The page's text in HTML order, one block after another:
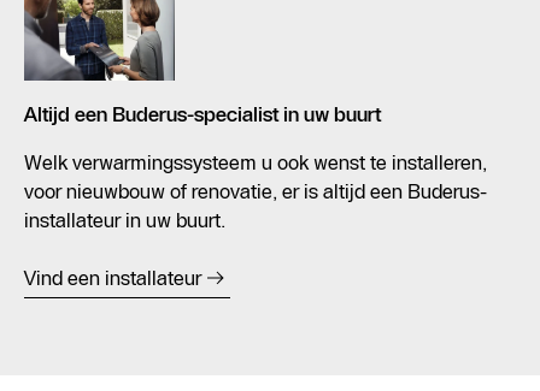
Altijd een Buderus-specialist in uw buurt
Welk verwarmingssysteem u ook wenst te installeren,
voor nieuwbouw of renovatie, er is altijd een Buderus-
installateur in uw buurt.
Vind een installateur